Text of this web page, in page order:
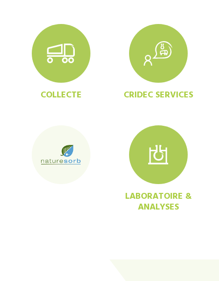
COLLECTE CRIDEC SERVICES
LABORATOIRE &
ANALYSES